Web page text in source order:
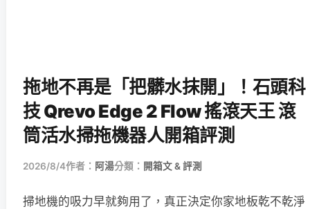
拖地不再是「把髒水抹開」！石頭科
技 Qrevo Edge 2 Flow 搖滾天王 滾
筒活水掃拖機器人開箱評測
2026/8/4作者： 阿湯分類： 開箱文 & 評測
掃地機的吸力早就夠用了，真正決定你家地板乾不乾淨